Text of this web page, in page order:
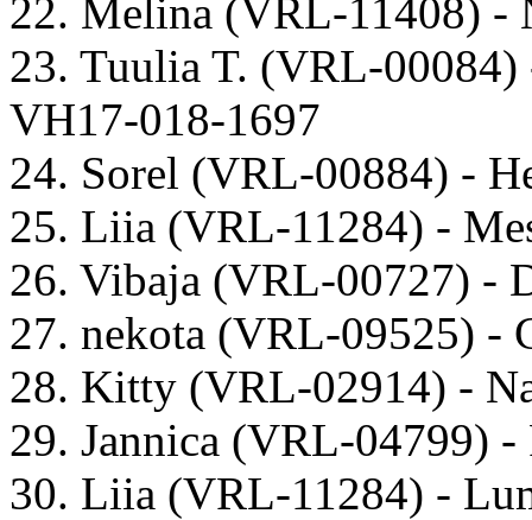
22. Melina (VRL-11408) -
23. Tuulia T. (VRL-
VH17-018-1697
24. Sorel (VRL-00884) -
25. Liia (VRL-11284) -
26. Vibaja (VRL-00727) -
27. nekota (VRL-09525) -
28. Kitty (VRL-02914) -
29. Jannica (VRL-04799)
30. Liia (VRL-11284) -